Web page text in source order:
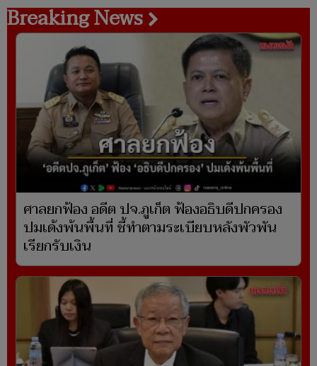
Breaking News
ศาลยกฟ้อง อดีต ปจ.ภูเก็ต ฟ้องอธิบดีปกครอง
ปมเด้งพ้นพื้นที่ ชี้ทำตามระเบียบหลังพัวพัน
เรียกรับเงิน